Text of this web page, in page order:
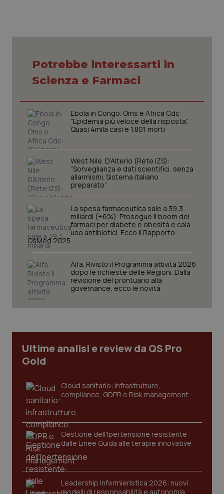
Potrebbe interessarti in
Scienza e Farmaci
Ebola in Congo. Oms e Africa Cdc:
“Epidemia più veloce della risposta”.
Quasi 4mila casi e 1.801 morti
West Nile. D’Alterio (Rete IZS):
“Sorveglianza e dati scientifici, senza
allarmismi. Sistema italiano
preparato”
La spesa farmaceutica sale a 39,3
miliardi (+6%). Prosegue il boom dei
farmaci per diabete e obesità e cala
uso antibiotici. Ecco il Rapporto
OsMed 2025
Aifa. Rivisto il Programma attività 2026
dopo le richieste delle Regioni. Dalla
revisione del prontuario alla
governance, ecco le novità
Ultime analisi e review da QS Pro
Gold
Cloud sanitario: infrastrutture,
compliance, GDPR e Risk management
Gestione dell'Ipertensione resistente:
dalle Linee Guida alle terapie innovative
Leadership Infermieristica 2026: nuovi
modelli di responsabilità e autonomia
I cookie necessari contribuiscono a rendere fruibile il
sito web abilitandone funzionalità di base quali la
navigazione sulle pagine e l'accesso alle aree
funzionare correttamente senza questi cookie.
Nome
Fornitore/Dominio
VISITOR_PRIVACY_METADATA
YouTube
CookieScriptConsent
CookieScript
tracking-sites-ironfish-
tracking-enable
tracking-sites-ironfish-
session-id